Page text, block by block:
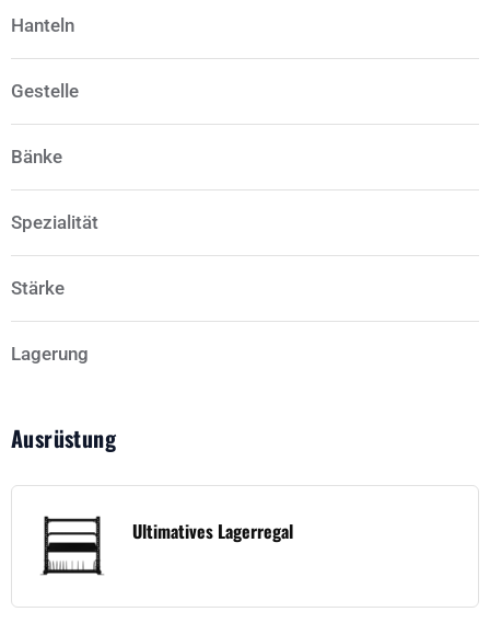
Hanteln
Gestelle
Bänke
Spezialität
Stärke
Lagerung
Ausrüstung
Ultimatives Lagerregal